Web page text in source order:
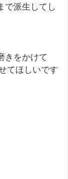
で派生してし
きをかけて
てほしいです